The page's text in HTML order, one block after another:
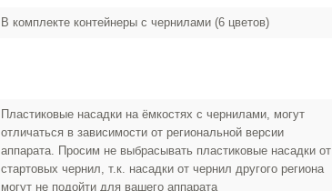
В комплекте контейнеры с чернилами (6 цветов)
Пластиковые насадки на ёмкостях с чернилами, могут
отличаться в зависимости от региональной версии
аппарата. Просим не выбрасывать пластиковые насадки от
стартовых чернил, т.к. насадки от чернил другого региона
могут не подойти для вашего аппарата